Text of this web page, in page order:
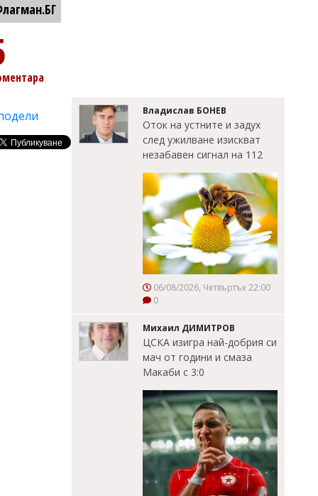
Владислав БОНЕВ
Оток на устните и задух
след ужилване изискват
незабавен сигнал на 112
06/08/2026, Четвъртък 22:00
0
Михаил ДИМИТРОВ
ЦСКА изигра най-добрия си
мач от години и смаза
Макаби с 3:0